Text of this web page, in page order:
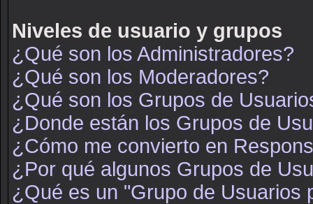
Niveles de usuario y grupos
¿Qué son los Administradores?
¿Qué son los Moderadores?
¿Qué son los Grupos de
¿Donde están los Grupos de
¿Cómo me convierto en
¿Por qué algunos Grupos de
¿Qué es un "Grupo de Usuarios